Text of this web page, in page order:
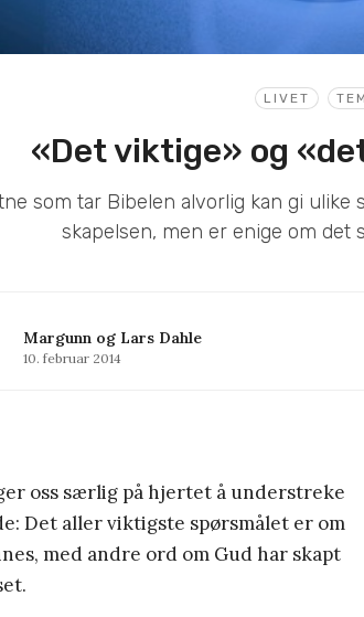
LIVET
«Det viktige» og
som tar Bibelen alvorlig kan gi
skapelsen, men er enige om det
Margunn og Lars Dahle
10. februar 2014
oss særlig på hjertet å understreke
Det aller viktigste spørsmålet er om
med andre ord om Gud har skapt